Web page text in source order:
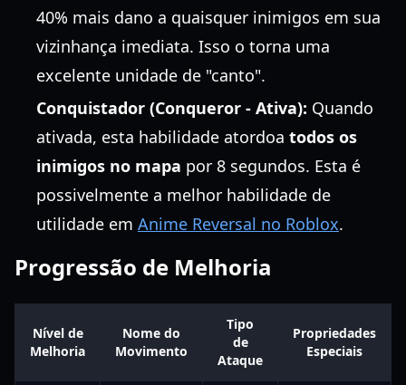
40% mais dano a quaisquer inimigos em sua
vizinhança imediata. Isso o torna uma
excelente unidade de "canto".
Conquistador (Conqueror - Ativa): Quando
ativada, esta habilidade atordoa todos os
inimigos no mapa por 8 segundos. Esta é
possivelmente a melhor habilidade de
utilidade em Anime Reversal no Roblox.
Progressão de Melhoria
Nível de
Melhoria
Nome do
Movimento
Tipo
de
Ataque
Propriedades
Especiais